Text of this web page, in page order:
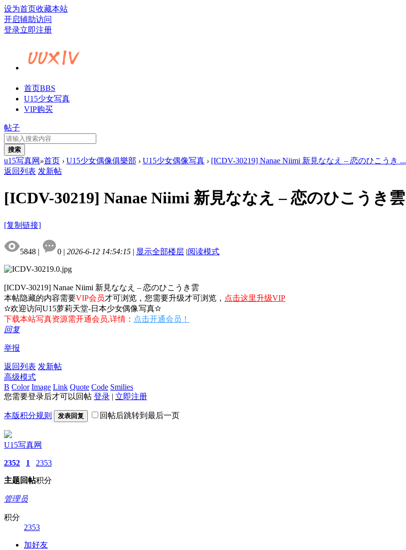
设为首页收藏本站
开启辅助访问
登录立即注册
首页BBS
U15少女写真
VIP购买
帖子
搜索
u15写真网 »首页 › U15少女偶像俱樂部 › U15少女偶像写真 › [ICDV-30219] Nanae Niimi 新見ななえ – 恋のひこうき ...
返回列表 发新帖
[ICDV-30219] Nanae Niimi 新見ななえ – 恋のひこうき雲
[复制链接]
5848 | 0 | 2026-6-12 14:54:15 | 显示全部楼层 |阅读模式
[ICDV-30219] Nanae Niimi 新見ななえ – 恋のひこうき雲
本帖隐藏的内容需要VIP会员才可浏览，您需要升级才可浏览， 点击这里升级VIP
✫欢迎访问U15萝莉天堂-日本少女偶像写真✫
下载本站写真资源需开通会员,详情： 点击开通会员！
回复
举报
返回列表 发新帖
高级模式
B Color Image Link Quote Code Smilies
您需要登录后才可以回帖 登录 | 立即注册
本版积分规则 发表回复 回帖后跳转到最后一页
U15写真网
2352
主题
1
回帖
2353
积分
管理员
积分
2353
加好友